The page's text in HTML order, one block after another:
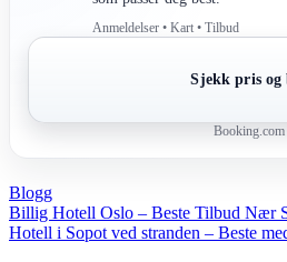
Anmeldelser • Kart • Tilbud
Sjekk pris og
Booking.com
Blogg
Post
navigation
Billig Hotell Oslo – Beste Tilbud Nær
Hotell i Sopot ved stranden – Beste